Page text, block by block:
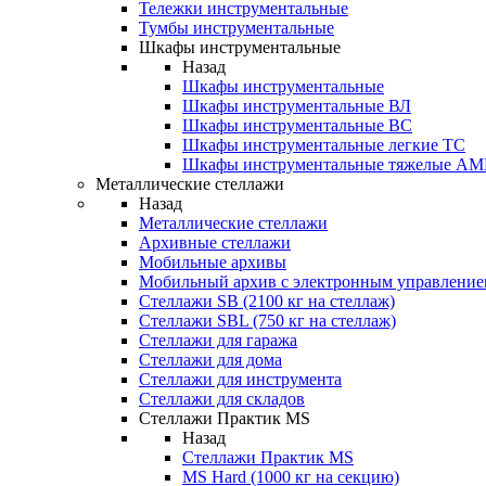
Тележки инструментальные
Тумбы инструментальные
Шкафы инструментальные
Назад
Шкафы инструментальные
Шкафы инструментальные ВЛ
Шкафы инструментальные ВС
Шкафы инструментальные легкие ТС
Шкафы инструментальные тяжелые
Металлические стеллажи
Назад
Металлические стеллажи
Архивные стеллажи
Мобильные архивы
Мобильный архив с электронным
Стеллажи SB (2100 кг на стеллаж)
Стеллажи SBL (750 кг на стеллаж)
Стеллажи для гаража
Стеллажи для дома
Стеллажи для инструмента
Стеллажи для складов
Стеллажи Практик MS
Назад
Стеллажи Практик MS
MS Hard (1000 кг на секцию)